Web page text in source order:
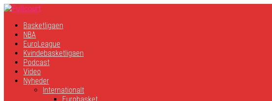
Basketligaen
NBA
EuroLeague
Kvindebasketligaen
Podcast
Video
Nyheder
Internationalt